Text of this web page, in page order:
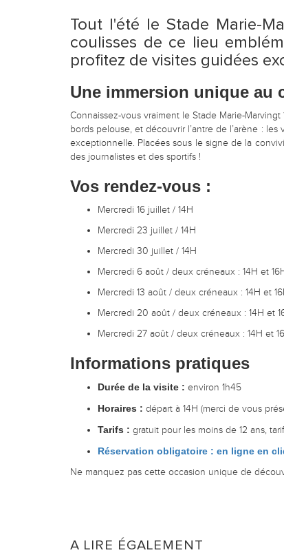
Tout l'été le Stade Marie-
coulisses de ce lieu
profitez de visites guidées
Une immersion unique au
Connaissez-vous vraiment le Stade Marie-
bords pelouse, et découvrir l’antre de l’arène :
exceptionnelle. Placées sous le signe de la
des journalistes et des sportifs !
Vos rendez-vous :
Mercredi 16 juillet / 14H
Mercredi 23 juillet / 14H
Mercredi 30 juillet / 14H
Mercredi 6 août / deux créneaux : 14H et
Mercredi 13 août / deux créneaux : 14H et
Mercredi 20 août / deux créneaux : 14H et
Mercredi 27 août / deux créneaux : 14H et
Informations pratiques
Durée de la visite : environ 1h45
Horaires : départ à 14H (merci de vous
Tarifs : gratuit pour les moins de 12 ans,
Réservation obligatoire : en ligne en
Ne manquez pas cette occasion unique de
A LIRE ÉGALEMENT